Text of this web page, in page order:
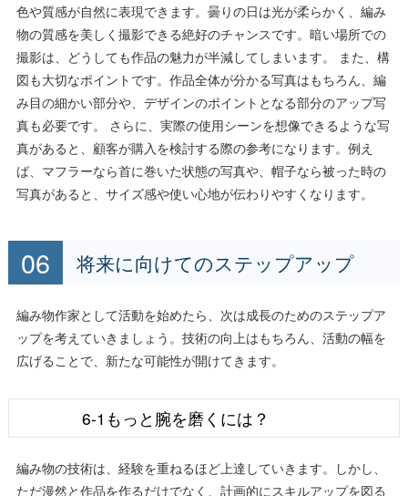
色や質感が自然に表現できます。曇りの日は光が柔らかく、編み
物の質感を美しく撮影できる絶好のチャンスです。暗い場所での
撮影は、どうしても作品の魅力が半減してしまいます。 また、構
図も大切なポイントです。作品全体が分かる写真はもちろん、編
み目の細かい部分や、デザインのポイントとなる部分のアップ写
真も必要です。 さらに、実際の使用シーンを想像できるような写
真があると、顧客が購入を検討する際の参考になります。例え
ば、マフラーなら首に巻いた状態の写真や、帽子なら被った時の
写真があると、サイズ感や使い心地が伝わりやすくなります。
将来に向けてのステップアップ
編み物作家として活動を始めたら、次は成長のためのステップア
ップを考えていきましょう。技術の向上はもちろん、活動の幅を
広げることで、新たな可能性が開けてきます。
6-1もっと腕を磨くには？
編み物の技術は、経験を重ねるほど上達していきます。しかし、
ただ漫然と作品を作るだけでなく、計画的にスキルアップを図る